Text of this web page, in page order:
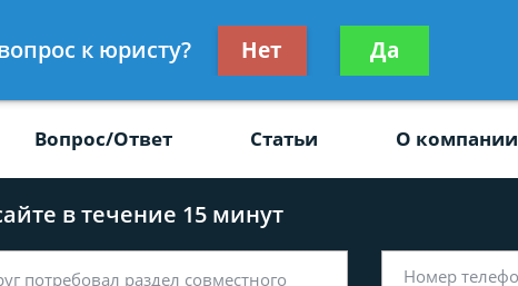
Получите консультацию
бесплатно
Вопрос/Ответ Статьи О компании
в течение 15 минут
к юристу? Нет Да